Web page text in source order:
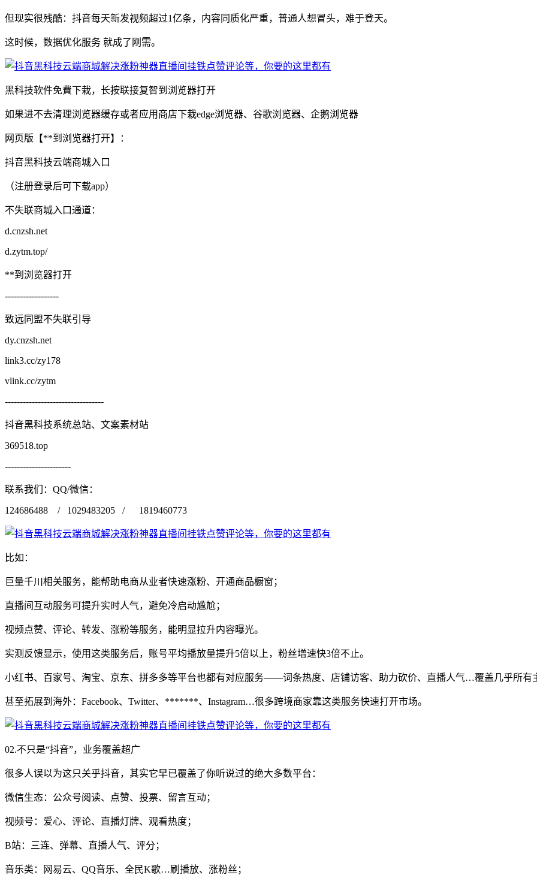
但现实很残酷：抖音每天新发视频超过1亿条，内容同质化严重，普通人想冒头，难于登天。
这时候，数据优化服务 就成了刚需。
黑科技软件免費下栽，长按联接复智到浏览器打开
如果进不去清理浏览器缓存或者应用商店下栽edge浏览器、谷歌浏览器、企鹅浏览器
网页版【**到浏览器打开】：
抖音黑科技云端商城入口
（注册登录后可下载app）
不失联商城入口通道：
d.cnzsh.net
d.zytm.top/
**到浏览器打开
------------------
致远同盟不失联引导
dy.cnzsh.net
link3.cc/zy178
vlink.cc/zytm
---------------------------------
抖音黑科技系统总站、文案素材站
369518.top
----------------------
联系我们：QQ/微信：
124686488 / 1029483205 / 1819460773
比如：
巨量千川相关服务，能帮助电商从业者快速涨粉、开通商品橱窗；
直播间互动服务可提升实时人气，避免冷启动尴尬；
视频点赞、评论、转发、涨粉等服务，能明显拉升内容曝光。
实测反馈显示，使用这类服务后，账号平均播放量提升5倍以上，粉丝增速快3倍不止。
小红书、百家号、淘宝、京东、拼多多等平台也都有对应服务——词条热度、店铺访客、助力砍价、直播人气…覆盖几乎所有
甚至拓展到海外：Facebook、Twitter、*******、Instagram…很多跨境商家靠这类服务快速打开市场。
02.不只是“抖音”，业务覆盖超广
很多人误以为这只关乎抖音，其实它早已覆盖了你听说过的绝大多数平台：
微信生态：公众号阅读、点赞、投票、留言互动；
视频号：爱心、评论、直播灯牌、观看热度；
B站：三连、弹幕、直播人气、评分；
音乐类：网易云、QQ音乐、全民K歌…刷播放、涨粉丝；